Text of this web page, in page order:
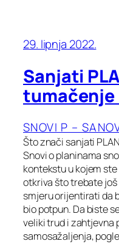
29. lipnja 2022.
Sanjati
tumačenje
SNOVI P –
Što znači sanjati
Snovi o planinama
kontekstu u kojem
otkriva što trebate
smjeru orijentirati da
bio potpun. Da biste
veliki trud i zahtjevna
samosažaljenja,